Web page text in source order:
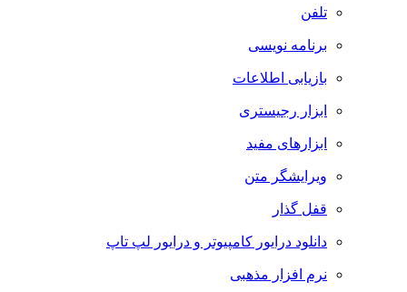
تلفن
برنامه نویسی
بازیابی اطلاعات
ابزار رجیستری
ابزارهای مفید
ویرایشگر متن
قفل گذار
دانلود درایور کامپیوتر و درایور لپ تاپ
نرم افزار مذهبی